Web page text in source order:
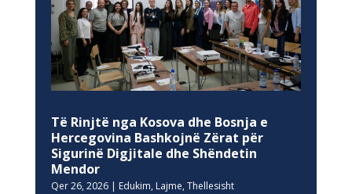
Të Rinjtë nga Kosova dhe Bosnja e
Hercegovina Bashkojnë Zërat për
Sigurinë Digjitale dhe Shëndetin
Mendor
Qer 26, 2026| Edukim, Lajme, Thellesisht